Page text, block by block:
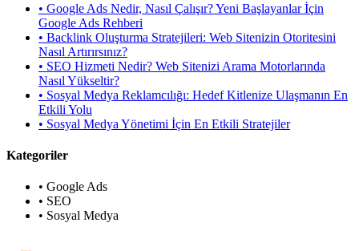
• Google Ads Nedir, Nasıl Çalışır? Yeni Başlayanlar İçin
Google Ads Rehberi
• Backlink Oluşturma Stratejileri: Web Sitenizin Otoritesini
Nasıl Artırırsınız?
• SEO Hizmeti Nedir? Web Sitenizi Arama Motorlarında
Nasıl Yükseltir?
• Sosyal Medya Reklamcılığı: Hedef Kitlenize Ulaşmanın En
Etkili Yolu
• Sosyal Medya Yönetimi İçin En Etkili Stratejiler
Kategoriler
• Google Ads
• SEO
• Sosyal Medya